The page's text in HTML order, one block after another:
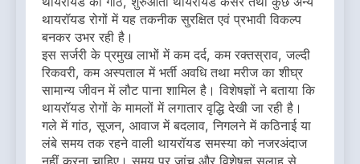
थायरॉयड रोगों में यह तकनीक सुरक्षित एवं प्रभावी विकल्प
बनकर उभर रही है।
इस सर्जरी के प्रमुख लाभों में कम दर्द, कम रक्तस्राव, जल्दी
रिकवरी, कम अस्पताल में भर्ती अवधि तथा मरीज का शीघ्र
सामान्य जीवन में लौट पाना शामिल है। विशेषज्ञों ने बताया कि
थायरॉयड रोगों के मामलों में लगातार वृद्धि देखी जा रही है।
गले में गांठ, सूजन, आवाज में बदलाव, निगलने में कठिनाई या
लंबे समय तक रहने वाली थायरॉयड समस्या को नजरअंदाज
नहीं करना चाहिए। समय पर जांच और विशेषज्ञ सलाह से